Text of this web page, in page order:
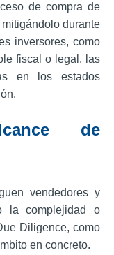
de compra de
durante
inversores, como
fiscal o legal, las
en los estados
de
vendedores y
la complejidad o
Diligence, como
en concreto.